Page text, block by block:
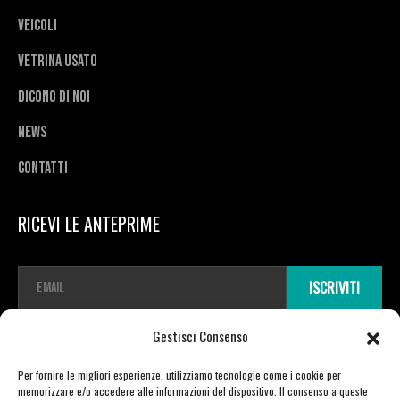
Gestisci Consenso
Per fornire le migliori esperienze, utilizziamo tecnologie come i cookie per
memorizzare e/o accedere alle informazioni del dispositivo. Il consenso a queste
Veicoli
Vetrina usato
Dicono di noi
News
Contatti
RICEVI LE ANTEPRIME
a
ISCRIVITI